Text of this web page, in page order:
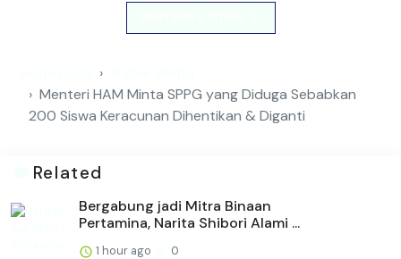
Menteri HAM Minta SPPG yang Diduga Sebabkan
200 Siswa Keracunan Dihentikan & Diganti
Related
Bergabung jadi Mitra Binaan
Pertamina, Narita Shibori Alami ...
1 hour ago 0